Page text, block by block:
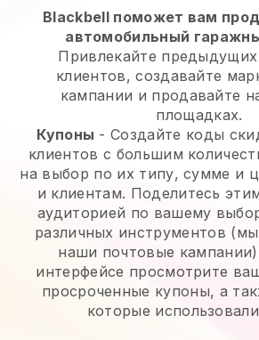
Blackbell поможет вам
автомобильный
Привлекайте
клиентов, создавайте
кампании и продавайте
площадках.
Купоны - Создайте коды
клиентов с большим
на выбор по их типу, сумме и
и клиентам. Поделитесь
аудиторией по вашему
различных инструментов
наши почтовые
интерфейсе просмотрите
просроченные купоны, а
которые